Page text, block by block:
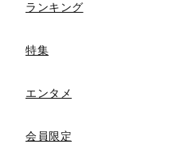
ランキング
特集
エンタメ
会員限定